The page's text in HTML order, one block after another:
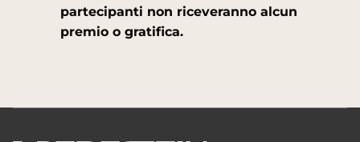
partecipanti non riceveranno alcun
premio o gratifica.